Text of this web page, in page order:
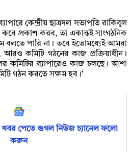
কেন্দ্রীয় ছাত্রদল সভাপতি রাকিবুল
প্রকাশ করব, তা একান্তই সাংগঠনিক
বলতে পারি না। তবে ইতোমধ্যেই আমরা
কমিটি গঠনের কাজ প্রক্রিয়াধীন।
কমিটির ব্যাপারেও কাজ চলছে। আশা
গঠন করতে সক্ষম হব।’
পেতে গুগল নিউজ চ্যানেল ফলো
করুন